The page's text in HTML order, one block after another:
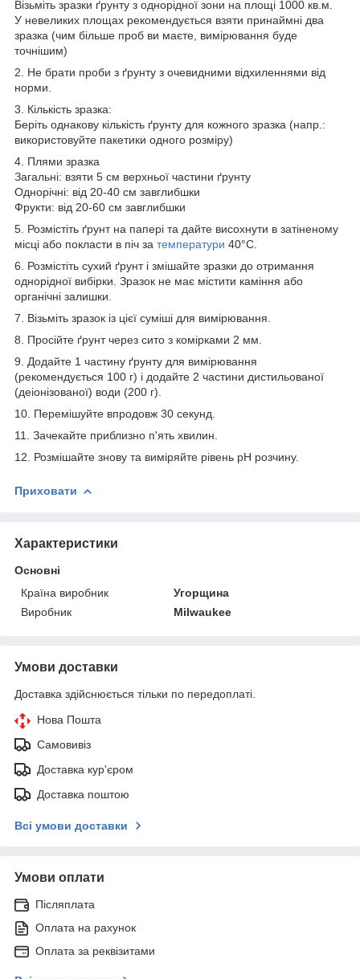
Візьміть зразки ґрунту з однорідної зони на площі 1000 кв.м.
У невеликих площах рекомендується взяти принаймні два
зразка (чим більше проб ви маєте, вимірювання буде
точнішим)
2. Не брати проби з ґрунту з очевидними відхиленнями від
норми.
3. Кількість зразка:
Беріть однакову кількість ґрунту для кожного зразка (напр.:
використовуйте пакетики одного розміру)
4. Плями зразка
Загальні: взяти 5 см верхньої частини ґрунту
Однорічні: від 20-40 см завглибшки
Фрукти: від 20-60 см завглибшки
5. Розмістіть ґрунт на папері та дайте висохнути в затіненому
місці або покласти в піч за температури 40°C
6. Розмістіть сухий ґрунт і змішайте зразки до отримання
однорідної вибірки. Зразок не має містити каміння або
органічні залишки.
7. Візьміть зразок із цієї суміші для вимірювання.
8. Просійте ґрунт через сито з комірками 2 мм.
9. Додайте 1 частину ґрунту для вимірювання
(рекомендується 100 г) і додайте 2 частини дистильованої
(деіонізованої) води (200 г).
10. Перемішуйте впродовж 30 секунд.
11. Зачекайте приблизно п'ять хвилин.
12. Розмішайте знову та виміряйте рівень pH розчину.
Приховати
Характеристики
Основні
Країна виробник
Угорщина
Виробник
Milwaukee
Умови доставки
Доставка здійснюється тільки по передоплаті.
Нова Пошта
Самовивіз
Доставка кур'єром
Доставка поштою
Всі умови доставки
Умови оплати
Післяплата
Оплата на рахунок
Оплата за реквізитами